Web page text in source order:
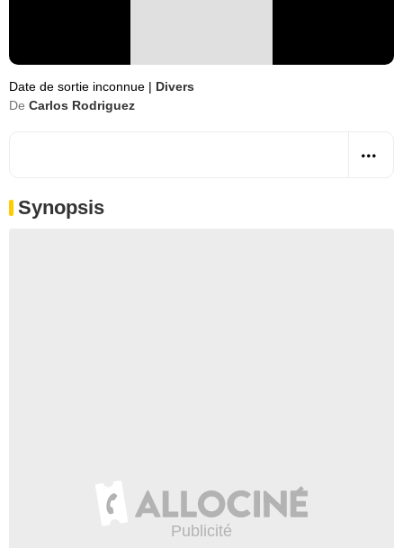
Date de sortie inconnue | Divers
De Carlos Rodriguez
Synopsis